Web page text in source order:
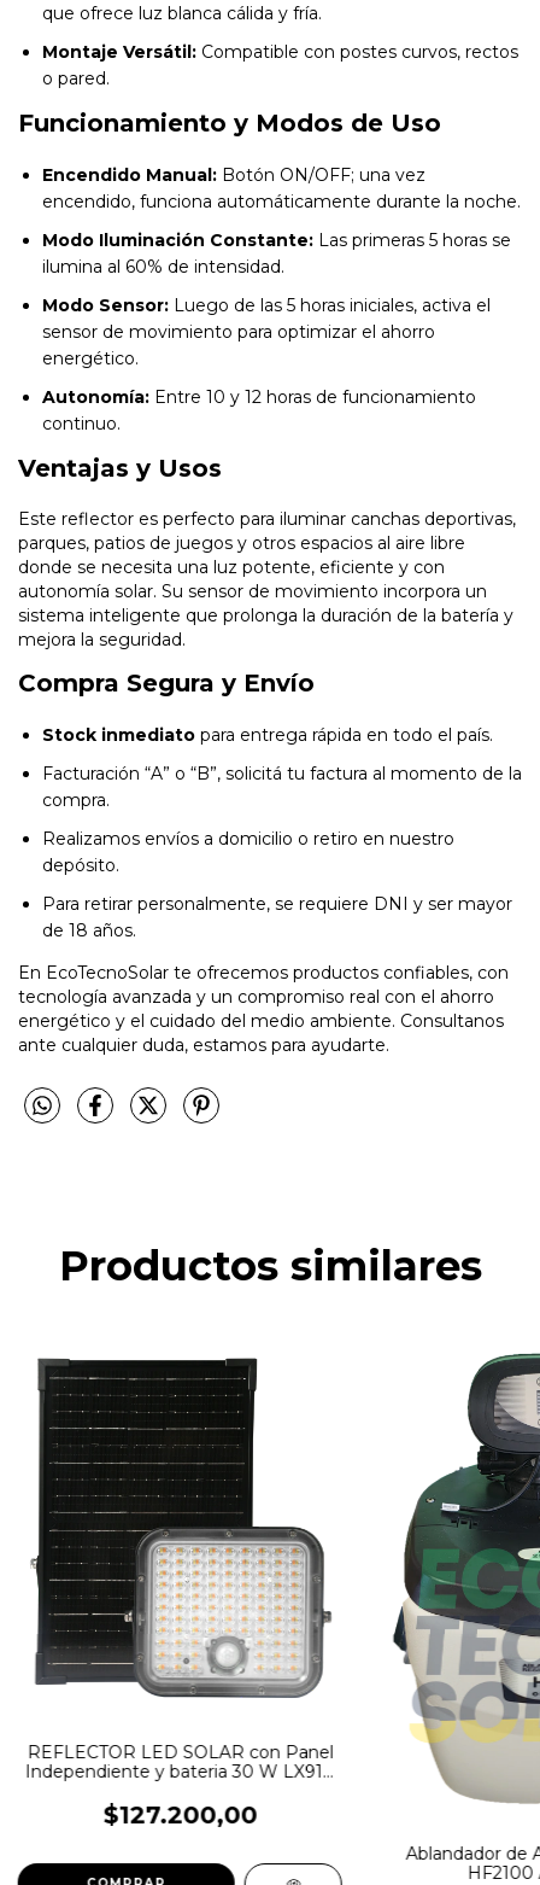
que ofrece luz blanca cálida y fría.
Montaje Versátil: Compatible con postes curvos, rectos
o pared.
Funcionamiento y Modos de Uso
Encendido Manual: Botón ON/OFF; una vez
encendido, funciona automáticamente durante la noche.
Modo Iluminación Constante: Las primeras 5 horas se
ilumina al 60% de intensidad.
Modo Sensor: Luego de las 5 horas iniciales, activa el
sensor de movimiento para optimizar el ahorro
energético.
Autonomía: Entre 10 y 12 horas de funcionamiento
continuo.
Ventajas y Usos
Este reflector es perfecto para iluminar canchas deportivas,
parques, patios de juegos y otros espacios al aire libre
donde se necesita una luz potente, eficiente y con
autonomía solar. Su sensor de movimiento incorpora un
sistema inteligente que prolonga la duración de la batería y
mejora la seguridad.
Compra Segura y Envío
Stock inmediato para entrega rápida en todo el país.
Facturación “A” o “B”, solicitá tu factura al momento de la
compra.
Realizamos envíos a domicilio o retiro en nuestro
depósito.
Para retirar personalmente, se requiere DNI y ser mayor
de 18 años.
En EcoTecnoSolar te ofrecemos productos confiables, con
tecnología avanzada y un compromiso real con el ahorro
energético y el cuidado del medio ambiente. Consultanos
ante cualquier duda, estamos para ayudarte.
Productos similares
REFLECTOR LED SOLAR con Panel
Independiente y bateria 30 W LX910
$127.200,00
Ablandador de
HF2100